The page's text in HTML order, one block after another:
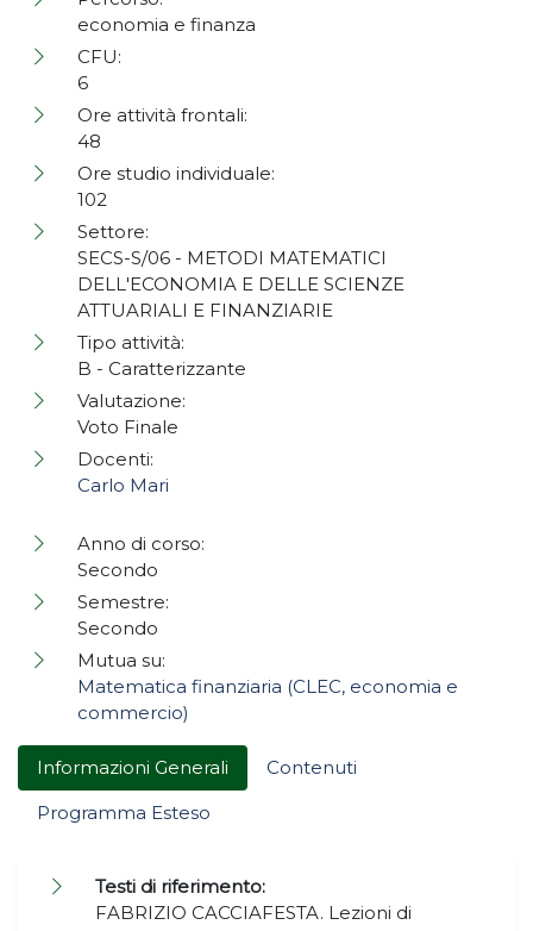
Informazioni Generali
Contenuti
Programma Esteso
Testi di riferimento:
FABRIZIO CACCIAFESTA. Lezioni di
economia e finanza
CFU:
6
Ore attività frontali:
48
Ore studio individuale:
102
Settore:
SECS-S/06 - METODI MATEMATICI
DELL'ECONOMIA E DELLE SCIENZE
ATTUARIALI E FINANZIARIE
Tipo attività:
B - Caratterizzante
Valutazione:
Voto Finale
Docenti:
Carlo Mari
Anno di corso:
Secondo
Semestre:
Secondo
Mutua su:
Matematica finanziaria (CLEC, economia e
commercio)